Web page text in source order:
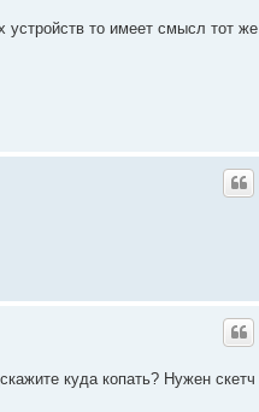
устройств то имеет смысл тот же
куда копать? Нужен скетч